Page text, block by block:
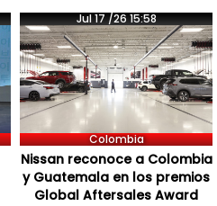
Jul 17 /26 15:58
Colombia
Nissan reconoce a Colombia
y Guatemala en los premios
Global Aftersales Award